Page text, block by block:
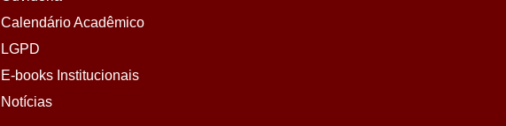
Calendário Acadêmico
LGPD
E-books Institucionais
Notícias